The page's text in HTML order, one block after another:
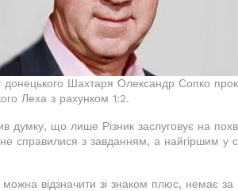
донецького Шахтаря Олександр Сопко
Леха з рахунком 1:2.
думку, що лише Різник заслуговує на
не справилися з завданням, а найгіршим
відзначити зі знаком плюс, немає